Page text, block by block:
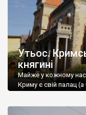
Утьос.
княгині
Майже у кожному
Криму є свій палац (а